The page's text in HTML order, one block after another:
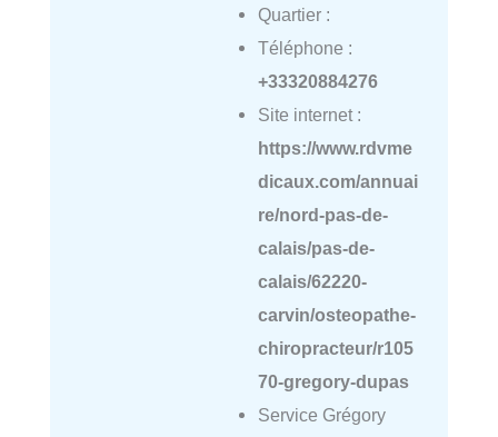
Quartier :
Téléphone :
+33320884276
Site internet :
https://www.rdvme
dicaux.com/annuai
re/nord-pas-de-
calais/pas-de-
calais/62220-
carvin/osteopathe-
chiropracteur/r105
70-gregory-dupas
Service Grégory